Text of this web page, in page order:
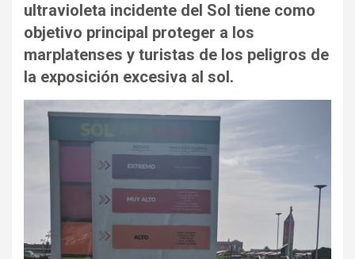
ultravioleta incidente del Sol tiene como
objetivo principal proteger a los
marplatenses y turistas de los peligros de
la exposición excesiva al sol.